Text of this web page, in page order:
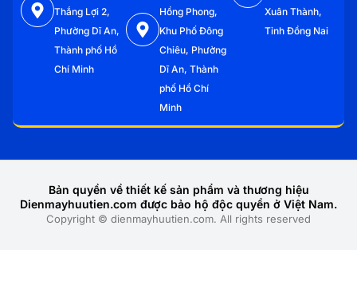
Thắng Lợi 2,
Phường Dĩ An,
Thành phố Hồ
Chí Minh
Hồng Phong,
Khu Phố Đông
Chiêu, Phường
Dĩ An, Thành
phố Hồ Chí
Minh
Xuân Thành,
Tỉnh Đồng Nai
Copyright © dienmayhuutien.com. All rights reserved
Bản quyền về thiết kế sản phẩm và thương hiệu
Dienmayhuutien.com được bảo hộ độc quyền ở Việt Nam.